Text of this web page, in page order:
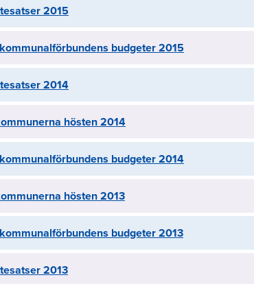
2015
budgeter 2015
2014
hösten 2014
budgeter 2014
hösten 2013
budgeter 2013
2013